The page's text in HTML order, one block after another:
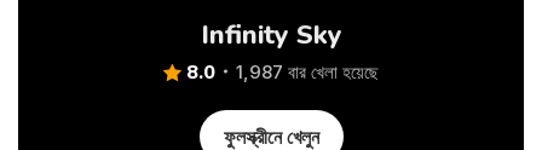
Infinity Sky
8.0 1,987 বার খেলা হয়েছে
ফুলস্ক্রীনে খেলুন